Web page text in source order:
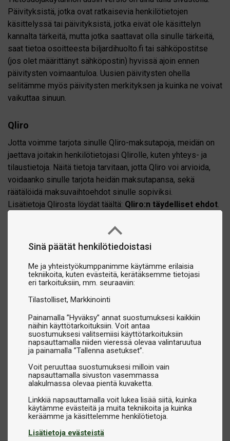
Sinä päätät henkilötiedoistasi
Me ja yhteistyökumppanimme käytämme erilaisia
tekniikoita, kuten evästeitä, kerätäksemme tietojasi
eri tarkoituksiin, mm. seuraaviin:
Tilastolliset Markkinointi
Painamalla ”Hyväksy” annat suostumuksesi kaikkiin
näihin käyttötarkoituksiin. Voit antaa
suostumuksesi valitsemiisi käyttötarkoituksiin
napsauttamalla niiden vieressä olevaa valintaruutua
ja painamalla ”Tallenna asetukset”.
Voit peruuttaa suostumuksesi milloin vain
napsauttamalla sivuston vasemmassa
alakulmassa olevaa pientä kuvaketta.
Linkkiä napsauttamalla voit lukea lisää siitä, kuinka
käytämme evästeitä ja muita tekniikoita ja kuinka
Lisätietoja evästeistä
Päivityksistä, jotka ovat ratkaisevia henkilötietojen
käsittelyssä tai päivityksistä, jotka eivät ole käsittelyn
kannalta tärkeitä, mutta jotka saattavat olla sinulle tärkeitä,
saat tietoa osoitteesta biljardihuolto.fi tai sähköpostitse
(jos olet määrittänyt sähköpostin) hyvissä ajoin ennen
päivitysten voimaantuloa. Uusien päivitysten ohella
selitämme myös päivitysten merkityksen ja kuinka ne voivat
vaikuttaa sinuun.
Qliro
Jotta voimme tarjota sinulle Qliro-maksutapoja, meidän on
jaettava joitakin henkilötietojasi Qlirolle, kuten yhteys- ja
tilaustietoja. Näitä tietoja tarvitaan, jotta Qliro voi arvioida,
voidaanko sinulle tarjota heidän maksutapansa, sekä
räätälöidä maksuvaihtoehdot sinulle sopiviksi.
Lisätietoja Qlirosta löydät täältä: Qliro:n täydelliset ehdot.
tietosuojalainsäädännön sekä Qliro:n tietosuojakäytännön
mukaisesti.